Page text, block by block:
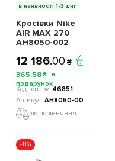
в наявності 1-3 дні
Кросівки Nike
AIR MAX 270
AH8050-002
білий -
Офіційна
Продукція
12 186.00 ₴
365.58 ₴
46851
AH8050-002
до порівняння
-11%